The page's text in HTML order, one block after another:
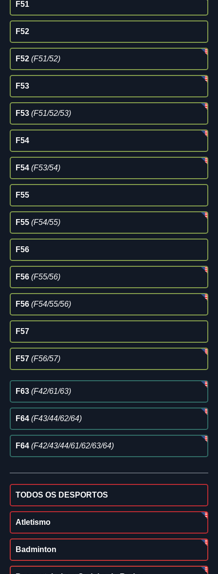
F51
F52
F52 (F51/52)
F53
F53 (F51/52/53)
F54
F54 (F53/54)
F55
F55 (F54/55)
F56
F56 (F55/56)
F56 (F54/55/56)
F57
F57 (F56/57)
F63 (F42/61/63)
F64 (F43/44/62/64)
F64 (F42/43/44/61/62/63/64)
TODOS OS DESPORTOS
Atletismo
Badminton